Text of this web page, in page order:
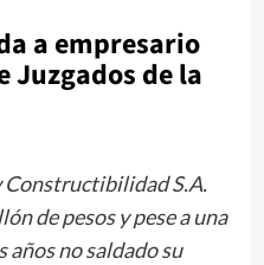
a empresario
Juzgados de la
S.A.
de pesos y pese a una
no saldado su